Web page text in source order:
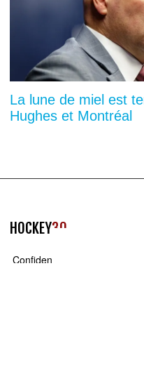
La lune de miel est
Hughes et Montréal
HOCKEY30
Confidentialité